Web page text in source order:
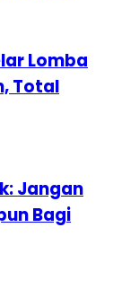
Lomba
Total
Jangan
Bagi